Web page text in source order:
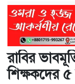
রাবির
শিক্ষকদের ৫